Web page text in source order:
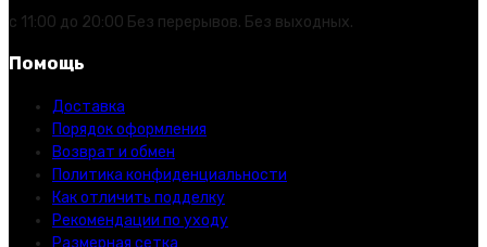
с 11:00 до 20:00 Без перерывов. Без выходных.
Помощь
Доставка
Порядок оформления
Возврат и обмен
Политика конфиденциальности
Как отличить подделку
Рекомендации по уходу
Размерная сетка